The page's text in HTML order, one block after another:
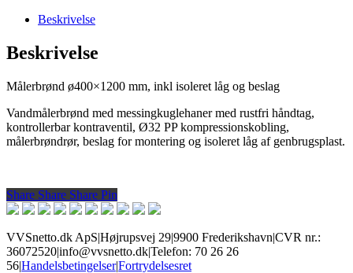
Beskrivelse
Beskrivelse
Målerbrønd ø400×1200 mm, inkl isoleret låg og beslag
Vandmålerbrønd med messingkuglehaner med rustfri håndtag,
kontrollerbar kontraventil, Ø32 PP kompressionskobling,
målerbrøndrør, beslag for montering og isoleret låg af genbrugsplast.
Share
Share Share Share Pin
VVSnetto.dk ApS|Højrupsvej 29|9900 Frederikshavn|CVR nr.:
36072520|info@vvsnetto.dk|Telefon: 70 26 26
56|Handelsbetingelser|Fortrydelsesret